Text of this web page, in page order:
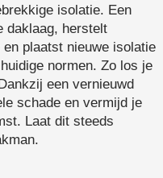
isolatie. Een
daklaag, herstelt
plaatst nieuwe isolatie
normen. Zo los je
een vernieuwd
schade en vermijd je
Laat dit steeds